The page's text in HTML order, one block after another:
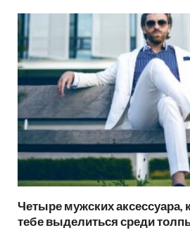
Четыре мужских аксессуара,
тебе выделиться среди